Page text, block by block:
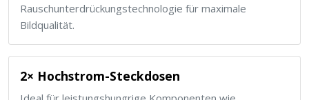
Rauschunterdrückungstechnologie für maximale
Bildqualität.
2× Hochstrom-Steckdosen